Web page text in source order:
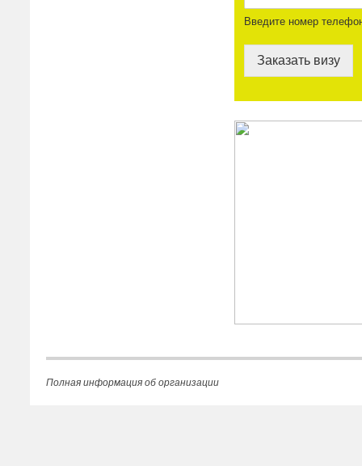
Введите номер
Заказать визу
Полная информация об организации